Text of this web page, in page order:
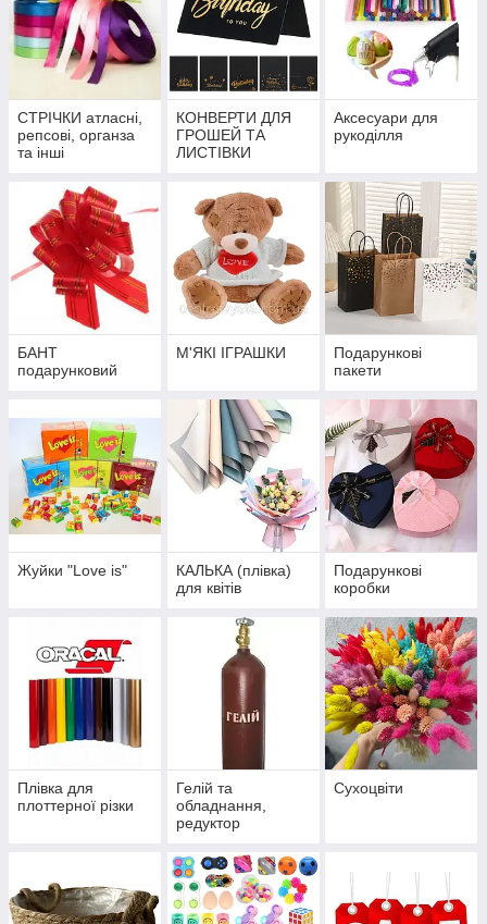
СТРІЧКИ атласні,
репсові, органза
та інші
КОНВЕРТИ ДЛЯ
ГРОШЕЙ ТА
ЛИСТІВКИ
Аксесуари для
рукоділля
БАНТ
подарунковий
М'ЯКІ ІГРАШКИ
Подарункові
пакети
Жуйки "Love is"
КАЛЬКА (плівка)
для квітів
Подарункові
коробки
Плівка для
плоттерної різки
Гелій та
обладнання,
редуктор
Сухоцвіти